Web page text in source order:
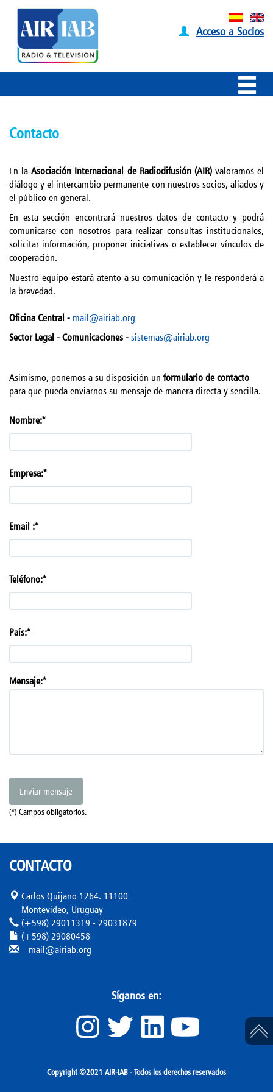
Acceso a Socios
Contacto
En laAsociación Internacional de Radiodifusión (AIR)valoramos el
diálogo y el intercambio permanente con nuestros socios, aliados y
el público en general.
En esta sección encontrará nuestros datos de contacto y podrá
comunicarse con nosotros para realizar consultas institucionales,
solicitar información, proponer iniciativas o establecer vínculos de
cooperación.
Nuestro equipo estará atento a su comunicación y le responderá a
la brevedad.
Oficina Central - mail@airiab.org
Sector Legal - Comunicaciones - sistemas@airiab.org
Asimismo, ponemos a su disposición un formulario de contacto
para que pueda enviarnos su mensaje de manera directa y sencilla.
Nombre:*
Empresa:*
Email :*
Teléfono:*
País:*
Mensaje:*
Enviar mensaje
(*) Campos obligatorios.
CONTACTO
Carlos Quijano 1264. 11100
Montevideo, Uruguay
(+598) 29011319 - 29031879
(+598) 29080458
mail@airiab.org
Síganos en:
Copyright ©2021 AIR-IAB - Todos los derechos reservados